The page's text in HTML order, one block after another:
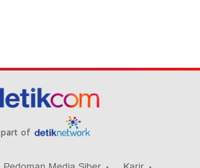
part of